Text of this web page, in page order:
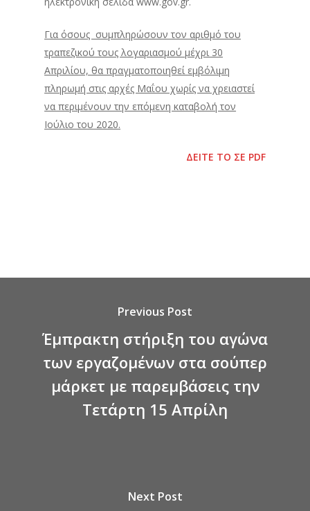
Για όσους συμπληρώσουν τον αριθμό του
τραπεζικού τους λογαριασμού μέχρι 30
Απριλίου, θα πραγματοποιηθεί εμβόλιμη
πληρωμή στις αρχές Μαΐου χωρίς να χρειαστεί
να περιμένουν την επόμενη καταβολή τον
Ιούλιο του 2020.
ΔΕΙΤΕ ΤΟ ΣΕ PDF
Previous Post
Έμπρακτη στήριξη του αγώνα
των εργαζομένων στα σούπερ
μάρκετ με παρεμβάσεις την
Τετάρτη 15 Απρίλη
Next Post